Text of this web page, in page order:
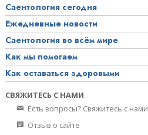
Саентология сегодня
Ежедневные новости
Саентология во всём мире
Как мы помогаем
Как оставаться здоровыми
СВЯЖИТЕСЬ С НАМИ
Есть вопросы? Свяжитесь с нами
Отзыв о сайте